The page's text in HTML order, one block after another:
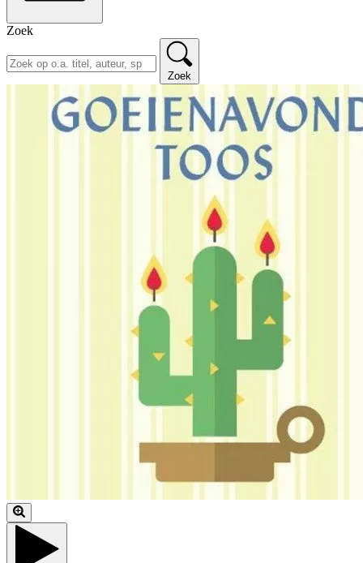
Zoek
Zoek